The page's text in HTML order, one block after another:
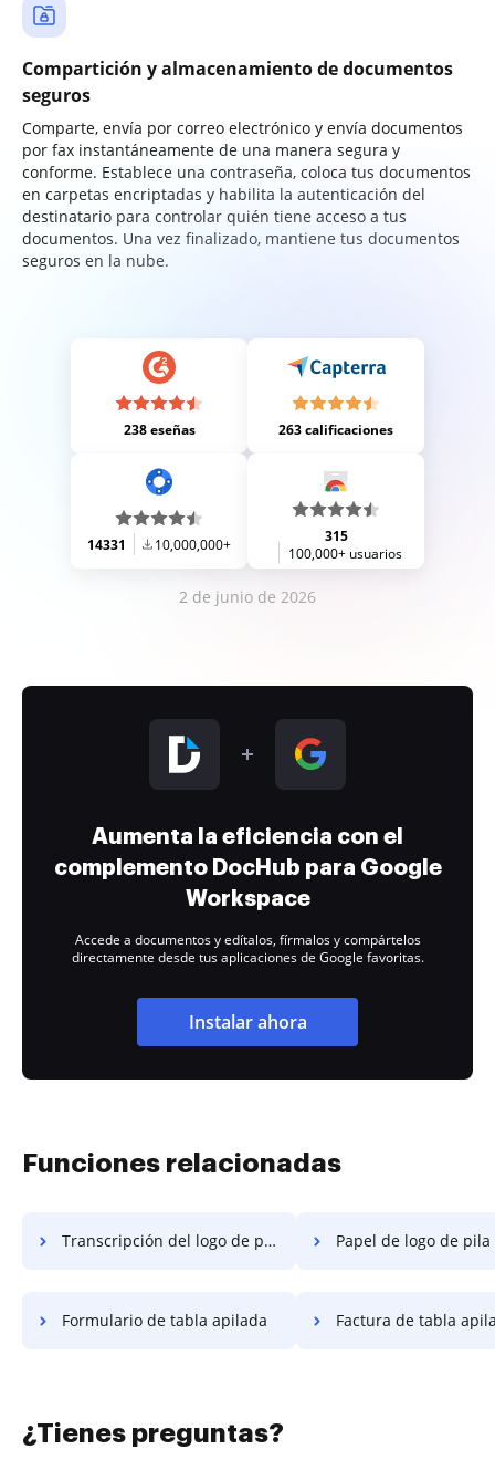
Compartición y almacenamiento de documentos
seguros
Comparte, envía por correo electrónico y envía documentos
por fax instantáneamente de una manera segura y
conforme. Establece una contraseña, coloca tus documentos
en carpetas encriptadas y habilita la autenticación del
destinatario para controlar quién tiene acceso a tus
documentos. Una vez finalizado, mantiene tus documentos
seguros en la nube.
238 eseñas 263 calificaciones
14331 10,000,000+
315
100,000+ usuarios
2 de junio de 2026
Aumenta la eficiencia con el
complemento DocHub para Google
Workspace
Accede a documentos y edítalos, fírmalos y compártelos
directamente desde tus aplicaciones de Google favoritas.
Instalar ahora
Funciones relacionadas
Transcripción del logo de pila Papel de logo de pila
Formulario de tabla apilada Factura de tabla
¿Tienes preguntas?